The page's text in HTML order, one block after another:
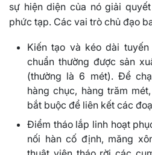
sự hiện diện của nó giải
phức tạp. Các vai trò chủ đạo
Kiến tạo và kéo dài
chuẩn thường được sản
(thường là 6 mét). Để
hàng chục, hàng trăm
bắt buộc để liên kết các
Điểm tháo lắp linh hoạt
nối hàn cố định, măng